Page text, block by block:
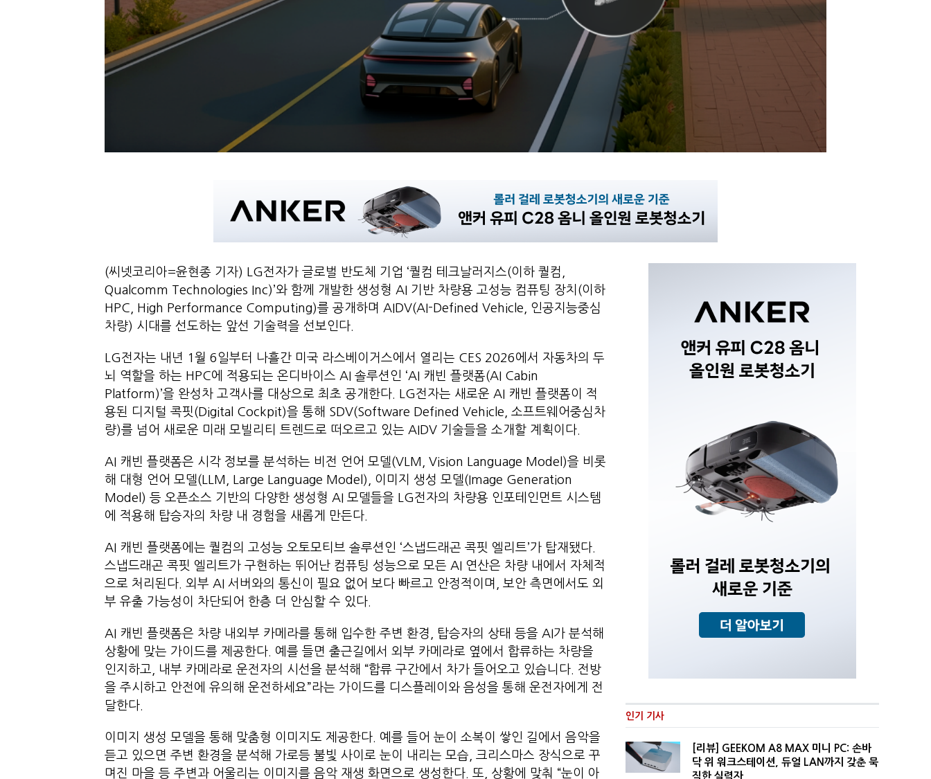
(씨넷코리아=윤현종 기자) LG전자가 글로벌 반도체 기업 ‘퀄컴 테크날러지스(이하 퀄컴,
Qualcomm Technologies Inc)’와 함께 개발한 생성형 AI 기반 차량용 고성능 컴퓨팅 장치(이하
HPC, High Performance Computing)를 공개하며 AIDV(AI-Defined Vehicle, 인공지능중심
차량) 시대를 선도하는 앞선 기술력을 선보인다.
LG전자는 내년 1월 6일부터 나흘간 미국 라스베이거스에서 열리는 CES 2026에서 자동차의 두
뇌 역할을 하는 HPC에 적용되는 온디바이스 AI 솔루션인 ‘AI 캐빈 플랫폼(AI Cabin
Platform)’을 완성차 고객사를 대상으로 최초 공개한다. LG전자는 새로운 AI 캐빈 플랫폼이 적
용된 디지털 콕핏(Digital Cockpit)을 통해 SDV(Software Defined Vehicle, 소프트웨어중심차
량)를 넘어 새로운 미래 모빌리티 트렌드로 떠오르고 있는 AIDV 기술들을 소개할 계획이다.
AI 캐빈 플랫폼은 시각 정보를 분석하는 비전 언어 모델(VLM, Vision Language Model)을 비롯
해 대형 언어 모델(LLM, Large Language Model), 이미지 생성 모델(Image Generation
Model) 등 오픈소스 기반의 다양한 생성형 AI 모델들을 LG전자의 차량용 인포테인먼트 시스템
에 적용해 탑승자의 차량 내 경험을 새롭게 만든다.
AI 캐빈 플랫폼에는 퀄컴의 고성능 오토모티브 솔루션인 ‘스냅드래곤 콕핏 엘리트’가 탑재됐다.
스냅드래곤 콕핏 엘리트가 구현하는 뛰어난 컴퓨팅 성능으로 모든 AI 연산은 차량 내에서 자체적
으로 처리된다. 외부 AI 서버와의 통신이 필요 없어 보다 빠르고 안정적이며, 보안 측면에서도 외
부 유출 가능성이 차단되어 한층 더 안심할 수 있다.
AI 캐빈 플랫폼은 차량 내외부 카메라를 통해 입수한 주변 환경, 탑승자의 상태 등을 AI가 분석해
상황에 맞는 가이드를 제공한다. 예를 들면 출근길에서 외부 카메라로 옆에서 합류하는 차량을
인지하고, 내부 카메라로 운전자의 시선을 분석해 “합류 구간에서 차가 들어오고 있습니다. 전방
을 주시하고 안전에 유의해 운전하세요”라는 가이드를 디스플레이와 음성을 통해 운전자에게 전
달한다.
이미지 생성 모델을 통해 맞춤형 이미지도 제공한다. 예를 들어 눈이 소복이 쌓인 길에서 음악을
듣고 있으면 주변 환경을 분석해 가로등 불빛 사이로 눈이 내리는 모습, 크리스마스 장식으로 꾸
며진 마을 등 주변과 어울리는 이미지를 음악 재생 화면으로 생성한다. 또, 상황에 맞춰 “눈이 아
인기 기사
[리뷰] GEEKOM A8 MAX 미니 PC: 손바
닥 위 워크스테이션, 듀얼 LAN까지 갖춘 묵
직한 실력자